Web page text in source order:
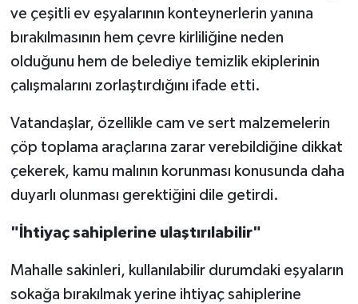
ve çeşitli ev eşyalarının konteynerlerin yanına
bırakılmasının hem çevre kirliliğine neden
olduğunu hem de belediye temizlik ekiplerinin
çalışmalarını zorlaştırdığını ifade etti.
Vatandaşlar, özellikle cam ve sert malzemelerin
çöp toplama araçlarına zarar verebildiğine dikkat
çekerek, kamu malının korunması konusunda daha
duyarlı olunması gerektiğini dile getirdi.
"İhtiyaç sahiplerine ulaştırılabilir"
Mahalle sakinleri, kullanılabilir durumdaki eşyaların
sokağa bırakılmak yerine ihtiyaç sahiplerine
MAGAZİN
Politika
Resmi İlan
Röportaj
Sağlık
SİYASET
Spor